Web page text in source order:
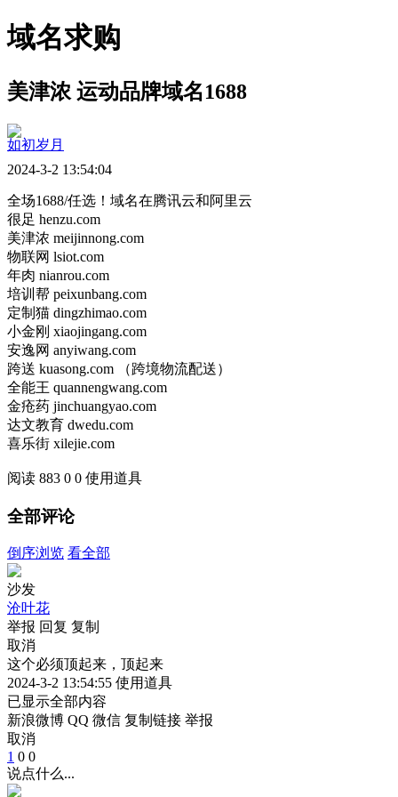
域名求购
美津浓 运动品牌域名1688
如初岁月
2024-3-2 13:54:04
全场1688/任选！域名在腾讯云和阿里云
很足 henzu.com
美津浓 meijinnong.com
物联网 lsiot.com
年肉 nianrou.com
培训帮 peixunbang.com
定制猫 dingzhimao.com
小金刚 xiaojingang.com
安逸网 anyiwang.com
跨送 kuasong.com （跨境物流配送）
全能王 quannengwang.com
金疮药 jinchuangyao.com
达文教育 dwedu.com
喜乐街 xilejie.com
阅读 883 0 0 使用道具
全部评论
倒序浏览 看全部
沙发
沧叶花
举报 回复 复制
取消
这个必须顶起来，顶起来
2024-3-2 13:54:55 使用道具
已显示全部内容
新浪微博 QQ 微信 复制链接 举报
取消
1 0 0
说点什么...